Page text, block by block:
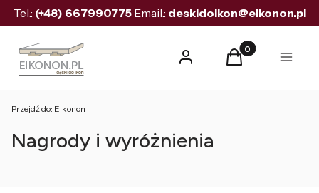
Tel.: (+48) 667990775Email.: deskidoikon@eikonon.pl
Zaloguj się Produkty w
Koszyk Menu
Przejdź do: Eikonon
Nagrody i wyróżnienia